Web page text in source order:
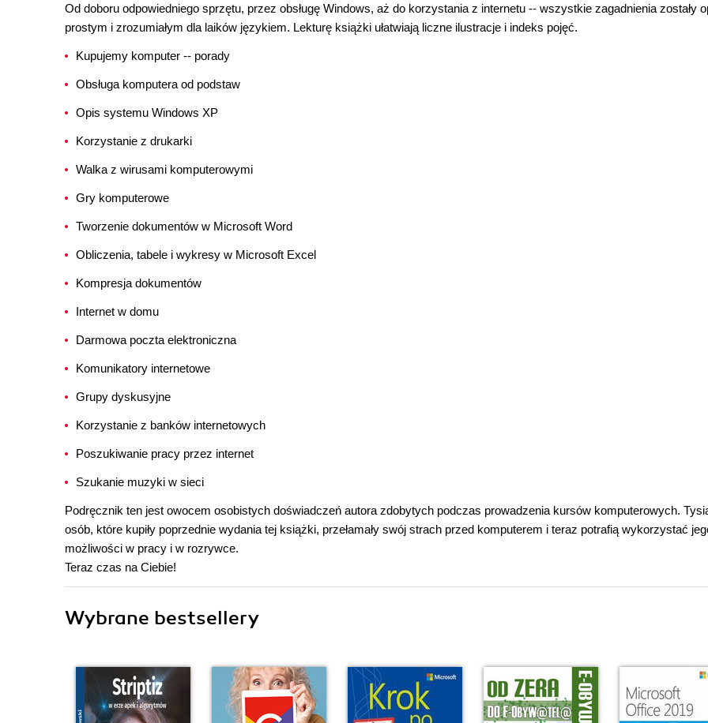
Od doboru odpowiedniego sprzętu, przez obsługę Windows, aż do korzystania z internetu -- wszystkie zagadnienia zostały
prostym i zrozumiałym dla laików językiem. Lekturę książki ułatwiają liczne ilustracje i indeks pojęć.
Kupujemy komputer -- porady
Obsługa komputera od podstaw
Opis systemu Windows XP
Korzystanie z drukarki
Walka z wirusami komputerowymi
Gry komputerowe
Tworzenie dokumentów w Microsoft Word
Obliczenia, tabele i wykresy w Microsoft Excel
Kompresja dokumentów
Internet w domu
Darmowa poczta elektroniczna
Komunikatory internetowe
Grupy dyskusyjne
Korzystanie z banków internetowych
Poszukiwanie pracy przez internet
Szukanie muzyki w sieci
Podręcznik ten jest owocem osobistych doświadczeń autora zdobytych podczas prowadzenia kursów komputerowych.
osób, które kupiły poprzednie wydania tej książki, przełamały swój strach przed komputerem i teraz potrafią wykorzystać
możliwości w pracy i w rozrywce.
Teraz czas na Ciebie!
Wybrane bestsellery